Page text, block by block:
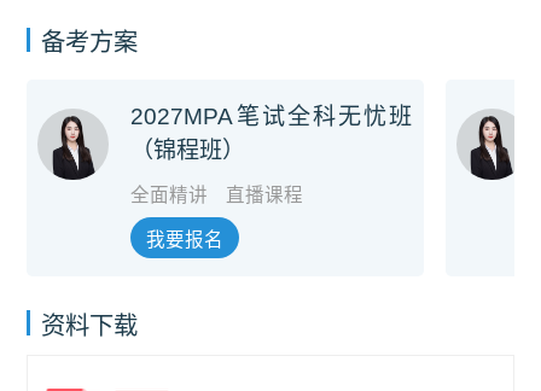
备考方案
2027MPA笔试全科无忧班
（锦程班）
全面精讲 直播课程
我要报名
资料下载